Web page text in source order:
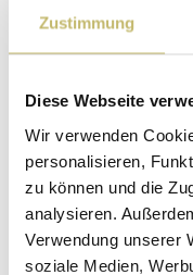
Zustimmung
Diese Webseite
Wir verwenden
personalisieren,
zu können und die
analysieren.
Verwendung unserer
soziale Medien,
Materialien
mit bester
Bewertung
Designed in
Germany